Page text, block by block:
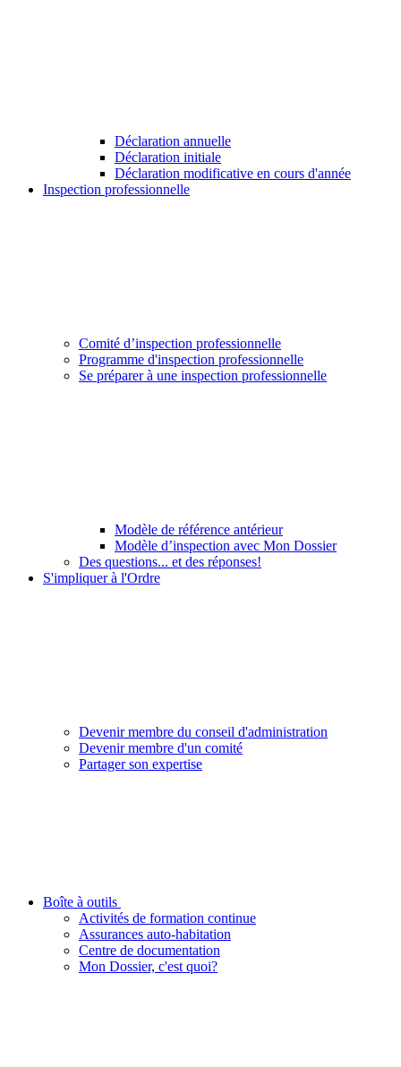
Déclaration annuelle
Déclaration initiale
Déclaration modificative en cours d'année
Inspection professionnelle
Comité d’inspection professionnelle
Programme d'inspection professionnelle
Se préparer à une inspection professionnelle
Modèle de référence antérieur
Modèle d’inspection avec Mon Dossier
Des questions... et des réponses!
S'impliquer à l'Ordre
Devenir membre du conseil d'administration
Devenir membre d'un comité
Partager son expertise
Boîte à outils
Activités de formation continue
Assurances auto-habitation
Centre de documentation
Mon Dossier, c'est quoi?